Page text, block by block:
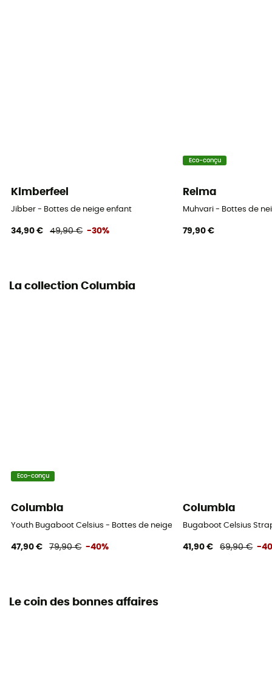
Kimberfeel
Jibber - Bottes de neige enfant
34,90 € 49,90 € -30%
Eco-conçu
Reima
Muhvari - Bottes de
79,90 €
La collection Columbia
Eco-conçu
Columbia
Youth Bugaboot Celsius - Bottes de neige enfant
47,90 € 79,90 € -40%
Columbia
Bugaboot Celsius
41,90 € 69,90 € -
Le coin des bonnes affaires